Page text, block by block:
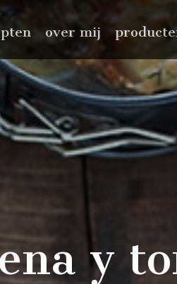
over mij
y